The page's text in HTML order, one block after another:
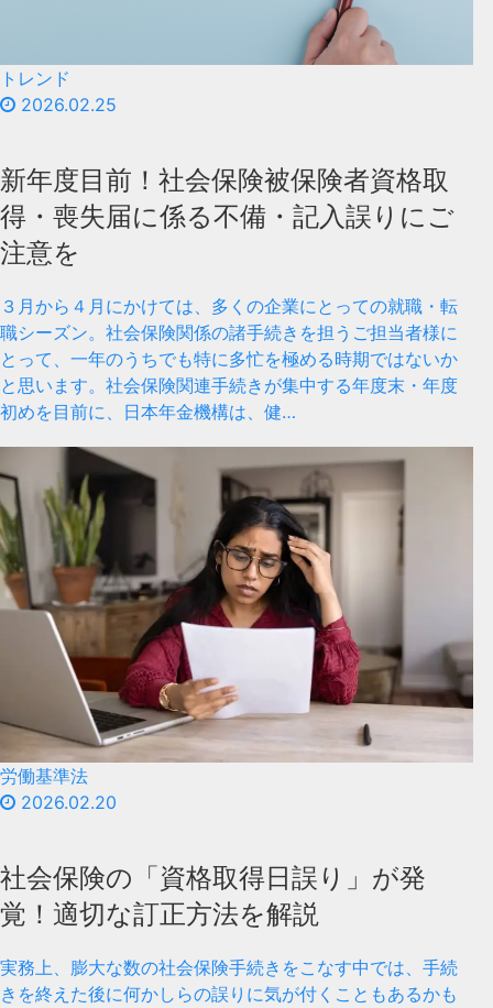
トレンド
2026.02.25
新年度目前！社会保険被保険者資格取
得・喪失届に係る不備・記入誤りにご
注意を
３月から４月にかけては、多くの企業にとっての就職・転
職シーズン。社会保険関係の諸手続きを担うご担当者様に
とって、一年のうちでも特に多忙を極める時期ではないか
と思います。社会保険関連手続きが集中する年度末・年度
初めを目前に、日本年金機構は、健…
労働基準法
2026.02.20
社会保険の「資格取得日誤り」が発
覚！適切な訂正方法を解説
実務上、膨大な数の社会保険手続きをこなす中では、手続
きを終えた後に何かしらの誤りに気が付くこともあるかも